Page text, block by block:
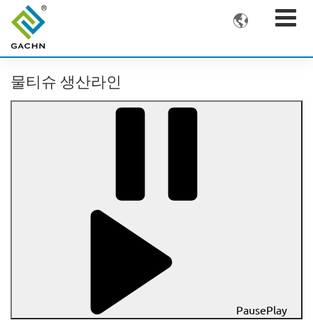

물티슈 생산라인
PausePlay